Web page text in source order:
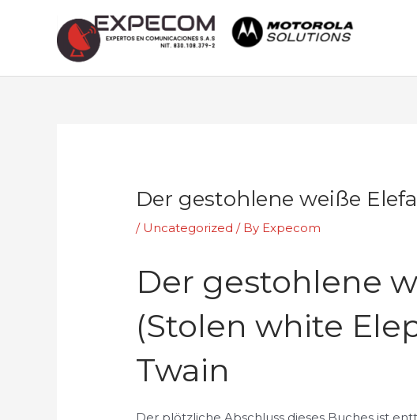
Der gestohlene weiße
/ Uncategorized / By Expecom
Der gestohlene
(Stolen white
Twain